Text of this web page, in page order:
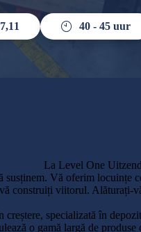
40 - 45 uur
La Level One
Vă oferim locuințe
construiți viitorul. Alăturați-
specializată în
o gamă largă de